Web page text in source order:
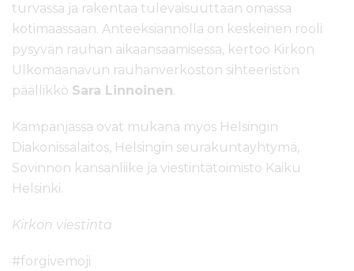
turvassa ja rakentaa tulevaisuuttaan omassa
kotimaassaan. Anteeksiannolla on keskeinen rooli
pysyvän rauhan aikaansaamisessa, kertoo Kirkon
Ulkomaanavun rauhanverkoston sihteeristön
päällikkö Sara Linnoinen.
Kampanjassa ovat mukana myös Helsingin
Diakonissalaitos, Helsingin seurakuntayhtymä,
Sovinnon kansanliike ja viestintätoimisto Kaiku
Helsinki.
Kirkon viestintä
#forgivemoji